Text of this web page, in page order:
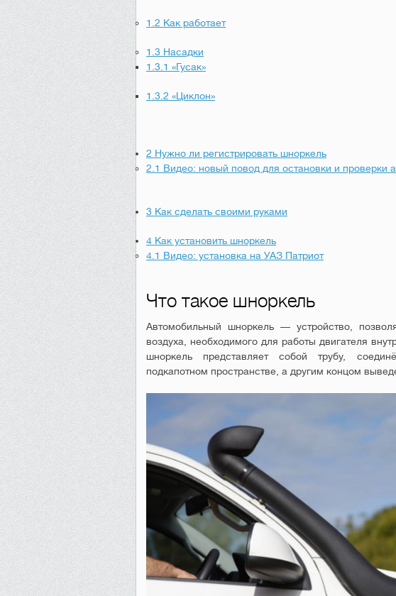
1.2 Как работает
1.3 Насадки
1.3.1 «Гусак»
1.3.2 «Циклон»
2 Нужно ли регистрировать шноркель
2.1 Видео: новый повод для остановки и проверки
3 Как сделать своими руками
4 Как установить шноркель
4.1 Видео: установка на УАЗ Патриот
Что такое шноркель
Автомобильный шноркель — устройство,
воздуха, необходимого для работы двигателя
шноркель представляет собой трубу,
подкапотном пространстве, а другим концом